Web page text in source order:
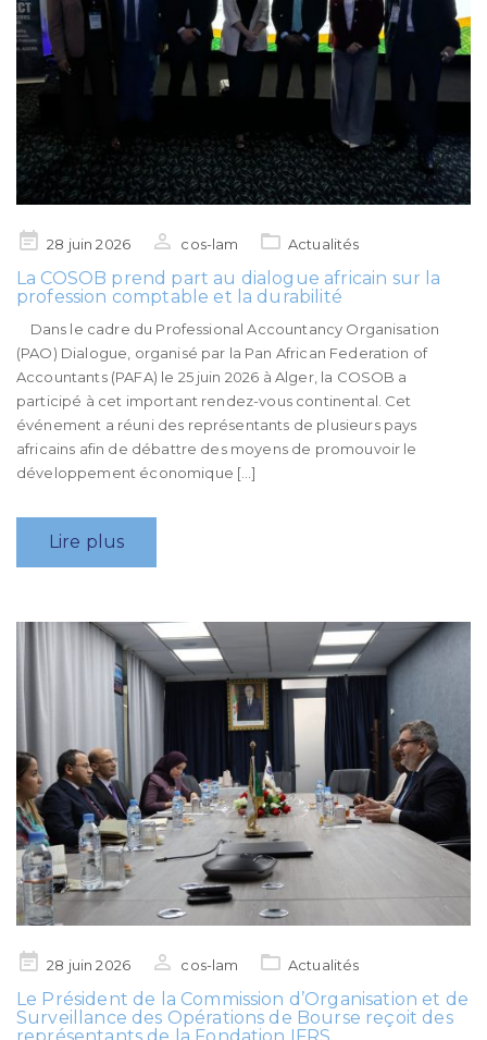
Posted28 juin 2026 cos-lam Actualités
La COSOB prend part au dialogue africain sur la
profession comptable et la durabilité
Dans le cadre du Professional Accountancy Organisation
(PAO) Dialogue, organisé par la Pan African Federation of
Accountants (PAFA) le 25 juin 2026 à Alger, la COSOB a
participé à cet important rendez-vous continental. Cet
événement a réuni des représentants de plusieurs pays
africains afin de débattre des moyens de promouvoir le
développement économique […]
Lire plus
Posted28 juin 2026 cos-lam Actualités
Le Président de la Commission d’Organisation et de
Surveillance des Opérations de Bourse reçoit des